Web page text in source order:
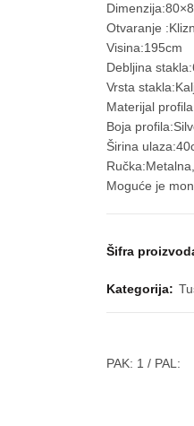
Otvaranje
Visina:195cm
Debljina
Vrsta
Materijal
Boja
Širina
Moguće je
Šifra
Kategorija:
PAK: 1 / PAL: